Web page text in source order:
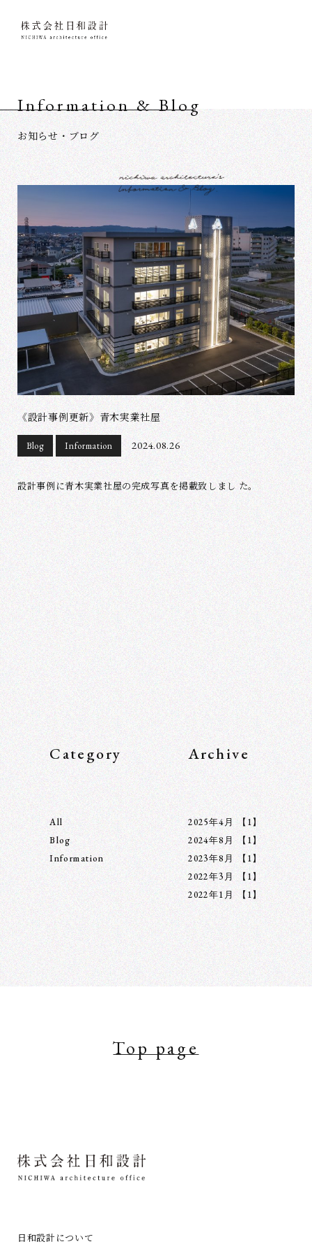
Information & Blog
お知らせ・ブログ
《設計事例更新》青木実業社屋
Blog Information 2024.08.26
設計事例に青木実業社屋の完成写真を掲載致しまし た。
Category
All
Blog
Information
Archive
2025年4月 【1】
2024年8月 【1】
2023年8月
【1】
2022年3月 【1】
2022年1月
【1】
Top page
日和設計について